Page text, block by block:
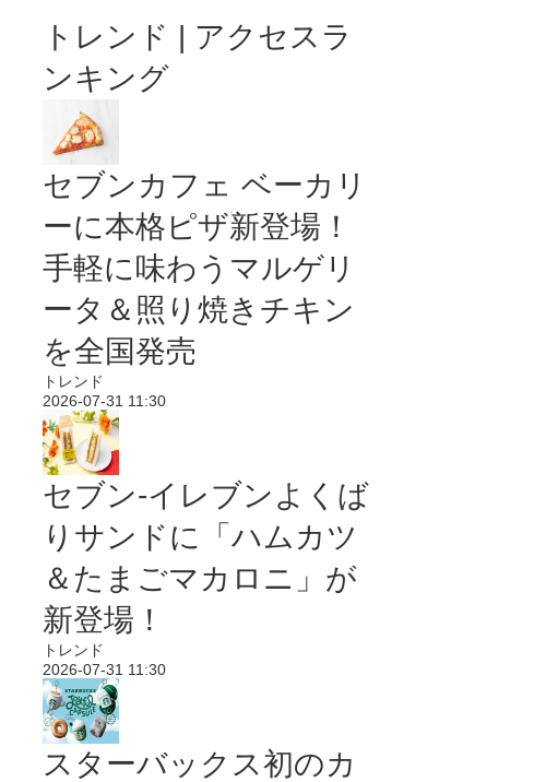
トレンド | アクセスラ
ンキング
セブンカフェ ベーカリ
ーに本格ピザ新登場！
手軽に味わうマルゲリ
ータ＆照り焼きチキン
を全国発売
トレンド
2026-07-31 11:30
セブン‐イレブンよくば
りサンドに「ハムカツ
＆たまごマカロニ」が
新登場！
トレンド
2026-07-31 11:30
スターバックス初のカ